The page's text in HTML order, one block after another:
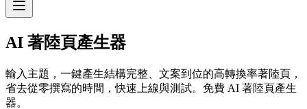
AI 著陸頁產生器
輸入主題，一鍵產生結構完整、文案到位的高轉換率著陸頁，
省去從零撰寫的時間，快速上線與測試。免費 AI 著陸頁產生
器。